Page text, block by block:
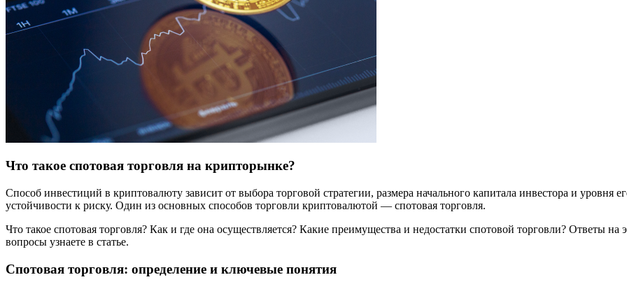
Что такое спотовая торговля на крипторынке?
Способ инвестиций в криптовалюту зависит от выбора торговой стратегии, размера начального капитала инвестора и уровня
устойчивости к риску. Один из основных способов торговли криптовалютой — спотовая торговля.
Что такое спотовая торговля? Как и где она осуществляется? Какие преимущества и недостатки спотовой торговли? Ответы на
вопросы узнаете в статье.
Спотовая торговля: определение и ключевые понятия